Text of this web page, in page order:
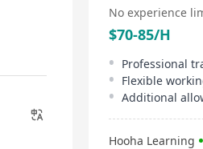
No experience
$70-85/H
Flexible
Additional
Hooha Learning